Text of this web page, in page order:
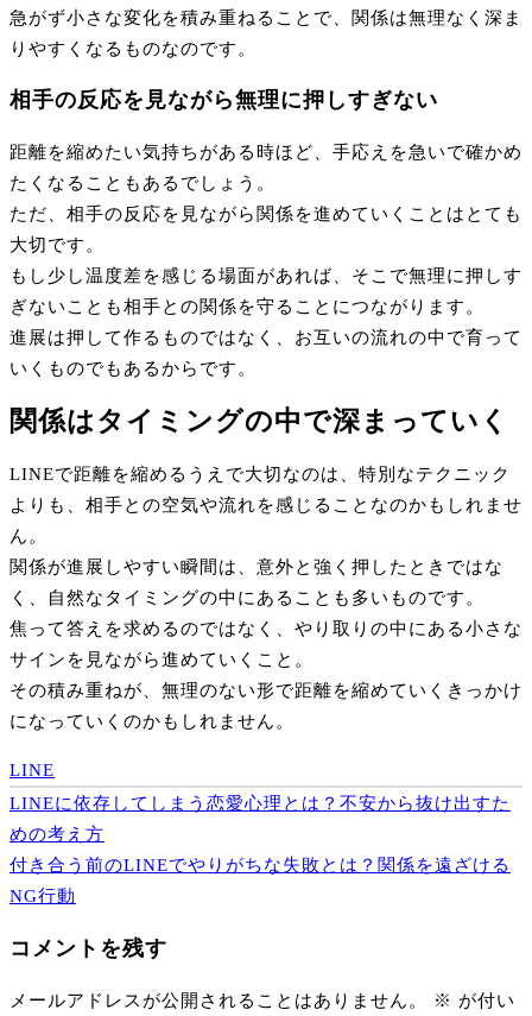
急がず小さな変化を積み重ねることで、関係は無理なく深ま
りやすくなるものなのです。
相手の反応を見ながら無理に押しすぎない
距離を縮めたい気持ちがある時ほど、手応えを急いで確かめ
たくなることもあるでしょう。
ただ、相手の反応を見ながら関係を進めていくことはとても
大切です。
もし少し温度差を感じる場面があれば、そこで無理に押しす
ぎないことも相手との関係を守ることにつながります。
進展は押して作るものではなく、お互いの流れの中で育って
いくものでもあるからです。
関係はタイミングの中で深まっていく
LINEで距離を縮めるうえで大切なのは、特別なテクニック
よりも、相手との空気や流れを感じることなのかもしれませ
ん。
関係が進展しやすい瞬間は、意外と強く押したときではな
く、自然なタイミングの中にあることも多いものです。
焦って答えを求めるのではなく、やり取りの中にある小さな
サインを見ながら進めていくこと。
その積み重ねが、無理のない形で距離を縮めていくきっかけ
になっていくのかもしれません。
LINE
投
稿
ナ
ビ
ー
シ
LINEに依存してしまう恋愛心理とは？不安から抜け出すた
めの考え方
付き合う前のLINEでやりがちな失敗とは？関係を遠ざける
NG行動
コメントを残す
メールアドレスが公開されることはありません。 ※ が付い